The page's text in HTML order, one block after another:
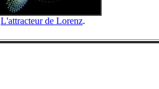
L'attracteur de Lorenz.